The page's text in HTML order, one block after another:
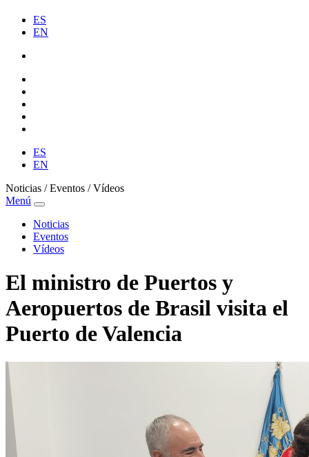
ES
EN
ES
EN
Noticias / Eventos / Vídeos
Menú
Noticias
Eventos
Vídeos
El ministro de Puertos y
Aeropuertos de Brasil visita el
Puerto de Valencia